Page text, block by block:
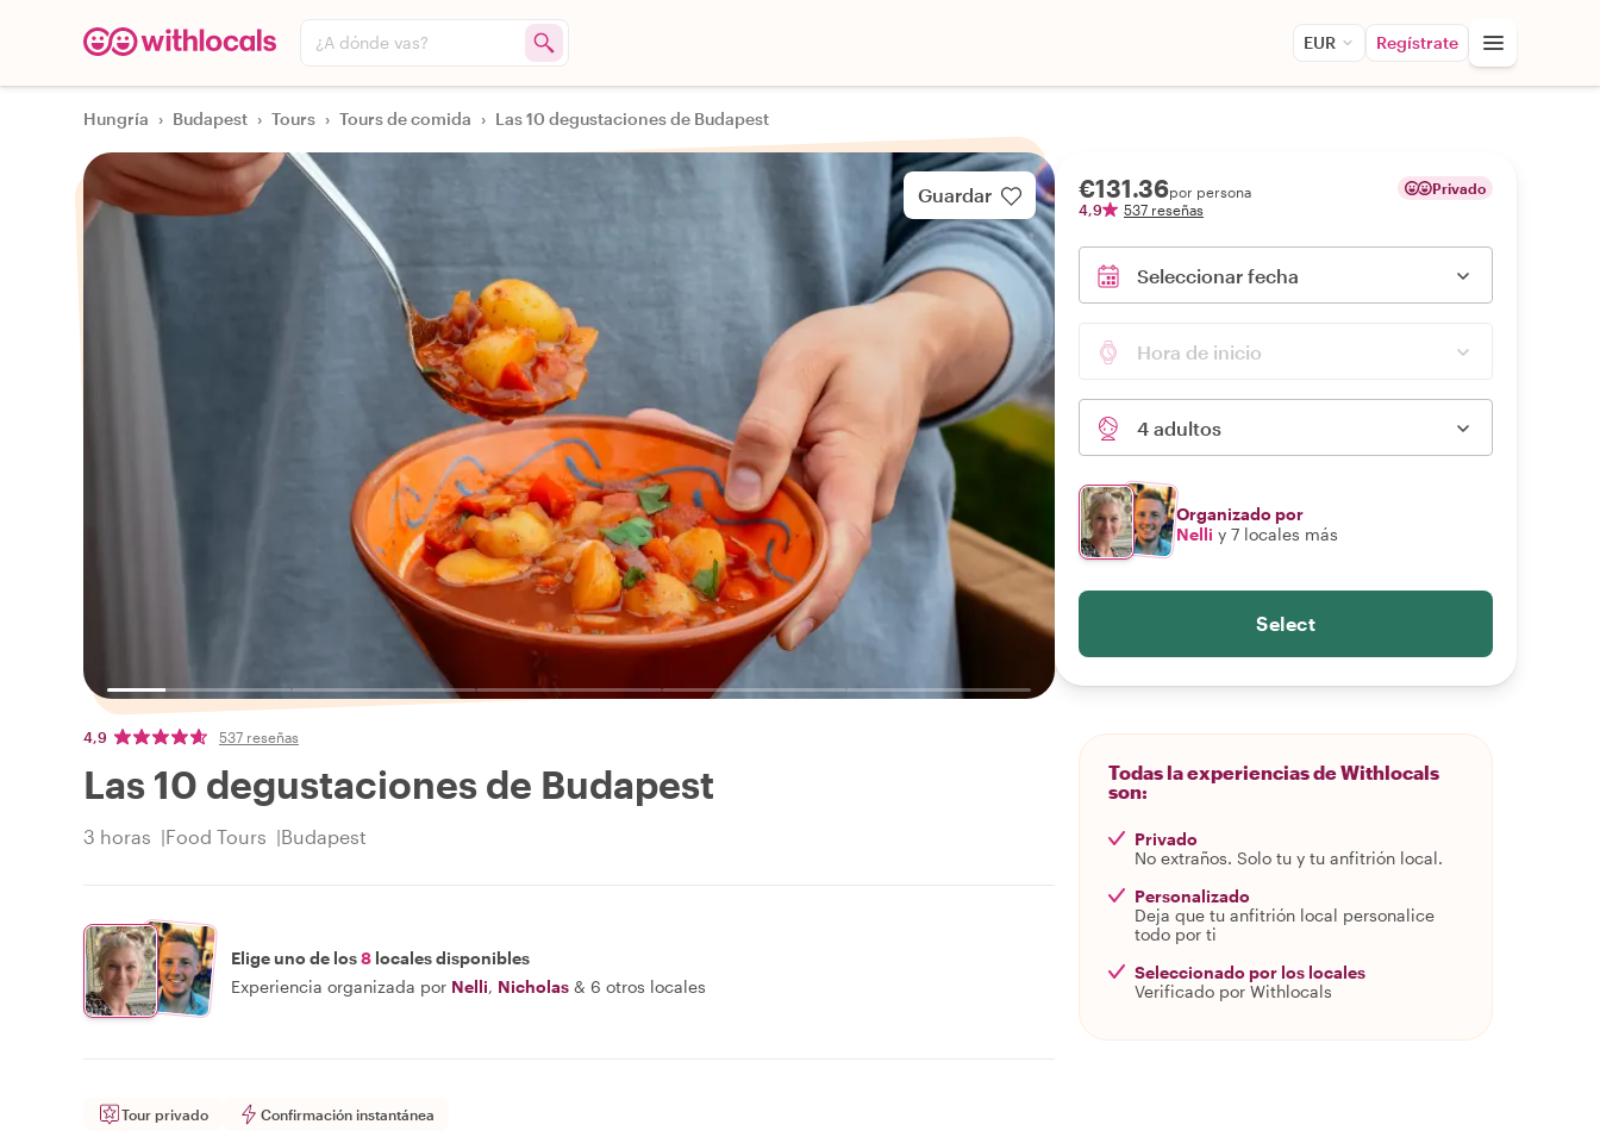
¿A dónde vas? EUR Regístrate
Hungría › Budapest › Tours › Tours de comida › Las 10 degustaciones de Budapest
Guardar
4,9 537 reseñas
Las 10 degustaciones de Budapest
3 horas Food Tours Budapest
Elige uno de los8 locales disponibles
Experiencia organizada por Nelli, Nicholas & 6 otros locales
Tour privado Confirmación instantánea
€131.36por persona
4,9
537 reseñas
Privado
Seleccionar fecha
Hora de inicio
4 adultos
Organizado por
Nelli y 7 locales más
Select
Todas la experiencias de Withlocals
son:
Privado
No extraños. Solo tu y tu anfitrión local.
Personalizado
Deja que tu anfitrión local personalice
todo por ti
Seleccionado por los locales
Verificado por Withlocals